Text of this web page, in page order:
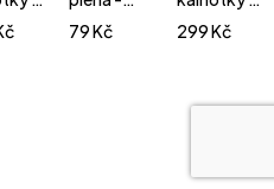
a
novorozenecká
fleece
79Kč
Růžové
květiny
299Kč